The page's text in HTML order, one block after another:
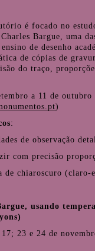
é focado no
Bargue, uma
de desenho
de cópias de
do traço,
a 11 de outubro
)
:
de observação
com precisão
de chiaroscuro (claro-
usando
23 e 24 de